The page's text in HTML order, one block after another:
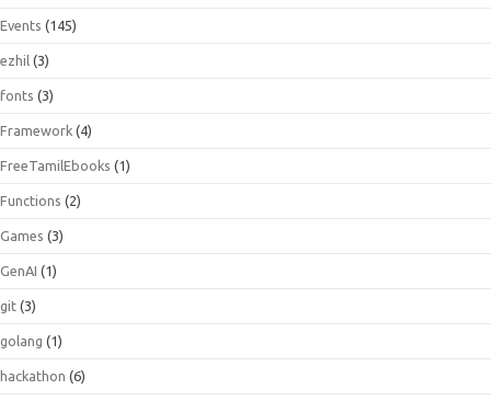
Events (145)
ezhil (3)
fonts (3)
Framework (4)
FreeTamilEbooks (1)
Functions (2)
Games (3)
GenAI (1)
git (3)
golang (1)
hackathon (6)